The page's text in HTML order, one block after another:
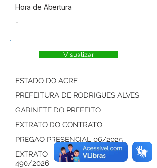
Hora de Abertura
-
Visualizar
ESTADO DO ACRE
PREFEITURA DE RODRIGUES ALVES
GABINETE DO PREFEITO
EXTRATO DO CONTRATO
PREGAO PRESENCIAL 06/2025
EXTRATO DO CONTRATO Nº
490/2026